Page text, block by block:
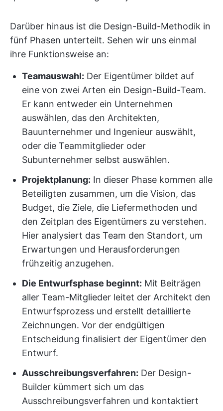
Darüber hinaus ist die Design-Build-Methodik in
fünf Phasen unterteilt. Sehen wir uns einmal
ihre Funktionsweise an:
Teamauswahl: Der Eigentümer bildet auf
eine von zwei Arten ein Design-Build-Team.
Er kann entweder ein Unternehmen
auswählen, das den Architekten,
Bauunternehmer und Ingenieur auswählt,
oder die Teammitglieder oder
Subunternehmer selbst auswählen.
Projektplanung: In dieser Phase kommen alle
Beteiligten zusammen, um die Vision, das
Budget, die Ziele, die Liefermethoden und
den Zeitplan des Eigentümers zu verstehen.
Hier analysiert das Team den Standort, um
Erwartungen und Herausforderungen
frühzeitig anzugehen.
Die Entwurfsphase beginnt: Mit Beiträgen
aller Team-Mitglieder leitet der Architekt den
Entwurfsprozess und erstellt detaillierte
Zeichnungen. Vor der endgültigen
Entscheidung finalisiert der Eigentümer den
Entwurf.
Ausschreibungsverfahren: Der Design-
Builder kümmert sich um das
Ausschreibungsverfahren und kontaktiert